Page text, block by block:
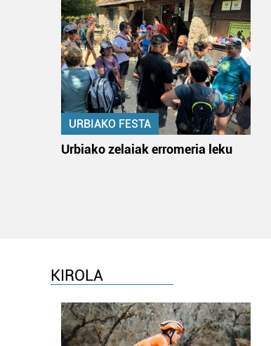
URBIAKO FESTA
Urbiako zelaiak erromeria leku
KIROLA